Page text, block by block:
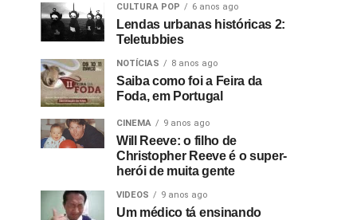
CULTURA POP 6 anos ago
Lendas urbanas históricas 2:
Teletubbies
NOTÍCIAS 8 anos ago
Saiba como foi a Feira da
Foda, em Portugal
CINEMA 9 anos ago
Will Reeve: o filho de
Christopher Reeve é o super-
herói de muita gente
VIDEOS 9 anos ago
Um médico tá ensinando